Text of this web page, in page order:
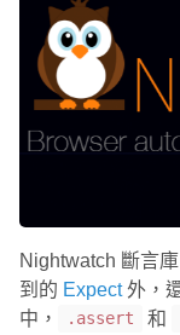
Nightwatch 斷言
到的 Expect外，
中，
.assert 和